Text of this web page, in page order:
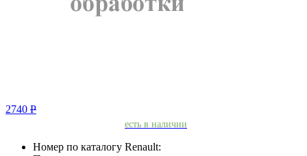
2740 Р
есть в наличии
Номер по каталогу Renault: